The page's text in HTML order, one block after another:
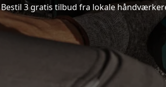
Bestil 3 gratis tilbud fra lokale